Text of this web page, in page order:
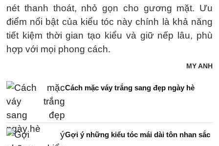
nét thanh thoát, nhỏ gọn cho gương mặt. Ưu
điểm nổi bật của kiểu tóc này chính là khả năng
tiết kiệm thời gian tạo kiểu và giữ nếp lâu, phù
hợp với mọi phong cách.
MY ANH
Cách mặc váy trắng sang đẹp ngày hè
Gợi ý những kiểu tóc mái dài tôn nhan sắc